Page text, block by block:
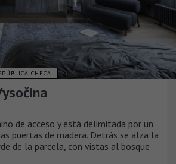
CHECA
de acceso y está delimitada por un
puertas de madera. Detrás se alza la
de la parcela, con vistas al bosque